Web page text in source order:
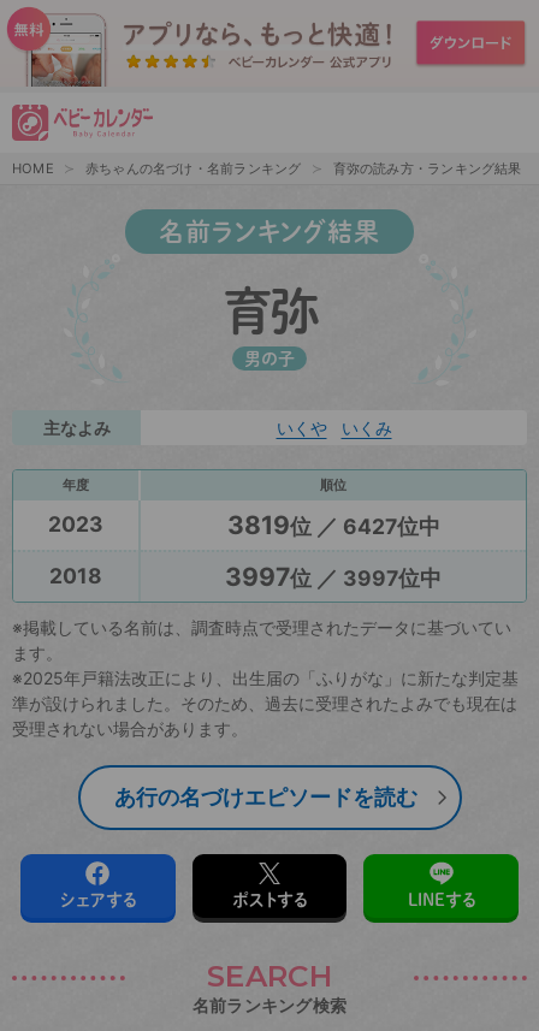
HOME 赤ちゃんの名づけ・名前ランキング 育弥の読み方・ランキング結果
名前ランキング結果
育弥
男の子
主なよみ いくや いくみ
年度 順位
2023 3819位 ／ 6427位中
2018
3997位 ／ 3997位中
※掲載している名前は、調査時点で受理されたデータに基づいてい
ます。
※2025年戸籍法改正により、出生届の「ふりがな」に新たな判定基
準が設けられました。そのため、過去に受理されたよみでも現在は
受理されない場合があります。
あ行の名づけエピソードを読む
シェアする ポストする LINEする
SEARCH
名前ランキング検索